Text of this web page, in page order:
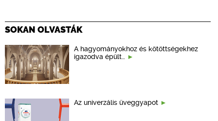
SOKAN OLVASTÁK
A hagyományokhoz és kötöttségekhez
igazodva épült…
Az univerzális üveggyapot